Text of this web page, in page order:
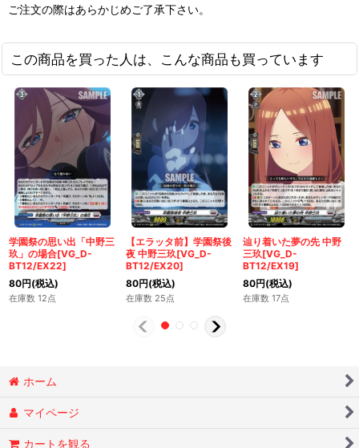
ご注文の際はあらかじめご了承下さい。
この商品を買った人は、こんな商品も買っています
学園祭の思い出「中野三
玖」の場合[VG_D-
BT12/EX22]
80円(税込)
在庫数 12点
【エラッタ前】学園祭後
夜 中野三玖[VG_D-
BT12/EX20]
80円(税込)
在庫数 25点
辿り着いた夢の先 中野
三玖[VG_D-
BT12/EX19]
80円(税込)
在庫数 17点
ホーム
マイページ
カートを観る